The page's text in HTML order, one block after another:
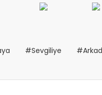
#Sevgiliye